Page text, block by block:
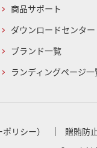
商品サポート
ダウンロードセンター
ブランド一覧
ランディングページ一
リシー） 贈賄防